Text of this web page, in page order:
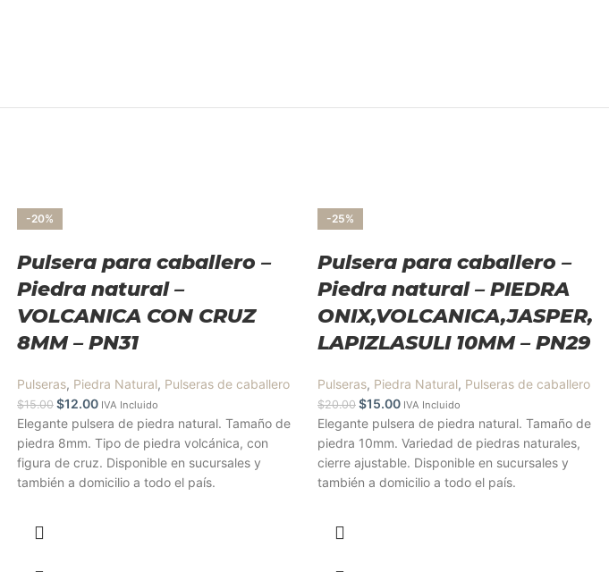
-20%
Pulsera para caballero –
Piedra natural –
VOLCANICA CON CRUZ
8MM – PN31
Pulseras, Piedra Natural, Pulseras de caballero
$15.00 $12.00 IVA Incluido
Elegante pulsera de piedra natural. Tamaño de
piedra 8mm. Tipo de piedra volcánica, con
figura de cruz. Disponible en sucursales y
también a domicilio a todo el país.
-25%
Pulsera para caballero –
Piedra natural – PIEDRA
ONIX,VOLCANICA,JASPER,
LAPIZLASULI 10MM – PN29
Pulseras, Piedra Natural, Pulseras de caballero
$20.00 $15.00 IVA Incluido
Elegante pulsera de piedra natural. Tamaño de
piedra 10mm. Variedad de piedras naturales,
cierre ajustable. Disponible en sucursales y
también a domicilio a todo el país.